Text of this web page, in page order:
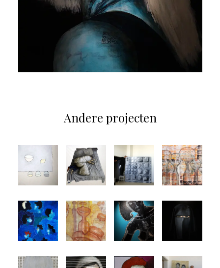
Andere projecten